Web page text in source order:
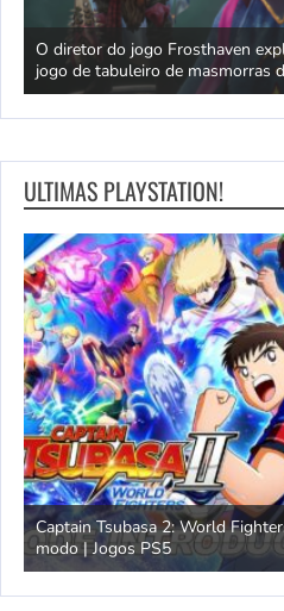
O diretor do jogo Frosthaven
jogo de tabuleiro de masmorras
ULTIMAS PLAYSTATION!
Captain Tsubasa 2: World
modo | Jogos PS5